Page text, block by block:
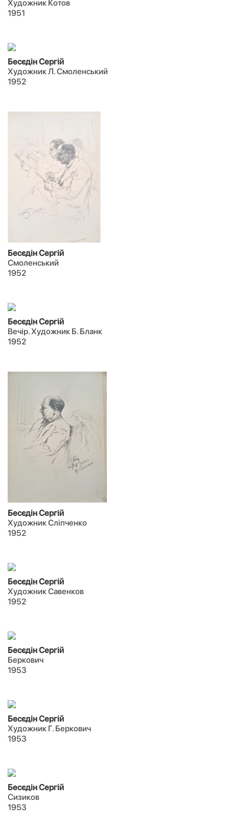
Художник Котов
1951
Бесєдін Сергій
Художник Л. Смоленський
1952
Бесєдін Сергій
Смоленський
1952
Бесєдін Сергій
Вечір. Художник Б. Бланк
1952
Бесєдін Сергій
Художник Сліпченко
1952
Бесєдін Сергій
Художник Савенков
1952
Бесєдін Сергій
Беркович
1953
Бесєдін Сергій
Художник Г. Беркович
1953
Бесєдін Сергій
Сизиков
1953